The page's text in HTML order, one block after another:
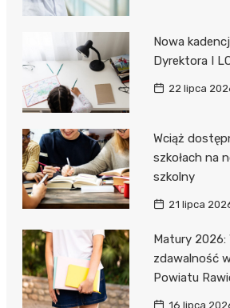
Nowa
Dyrektora I
22 lipca
Wciąż
szkołach na
szkolny
21 lipca
Matury 2026:
zdawalność
Powiatu
16 lipca